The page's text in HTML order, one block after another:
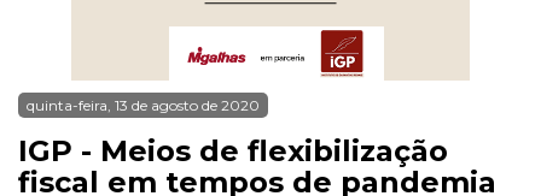
quinta-feira, 13 de agosto de 2020
IGP - Meios de flexibilização
fiscal em tempos de pandemia